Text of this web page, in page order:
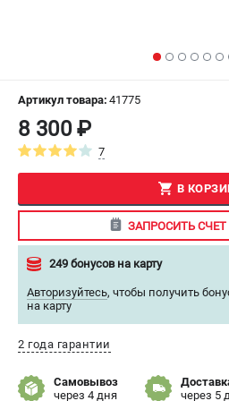
СЕРВИС
МАГАЗИНЫ
Сервисный центр
Как нас найти
ИНФОРМАЦИЯ
Юридическая информация
О бренде
Способы оплаты
Артикул товара: 41775
8 300 ₽
7
В
ЗАПРОСИТЬ СЧЕТ
249 бонусов на карту
Авторизуйтесь, чтобы получить
на карту
2 года гарантии
Самовывоз
через 4 дня
через 5